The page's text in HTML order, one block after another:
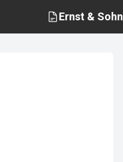
Ernst & Sohn